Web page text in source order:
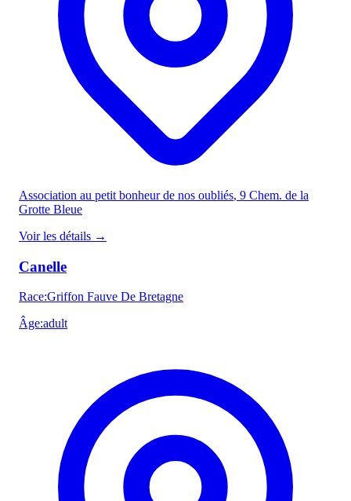
Association au petit bonheur de nos oubliés, 9 Chem. de la
Grotte Bleue
Voir les détails →
Canelle
Race:Griffon Fauve De Bretagne
Âge:adult